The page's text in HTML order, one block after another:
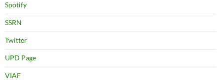
Spotify
SSRN
Twitter
UPD Page
VIAF